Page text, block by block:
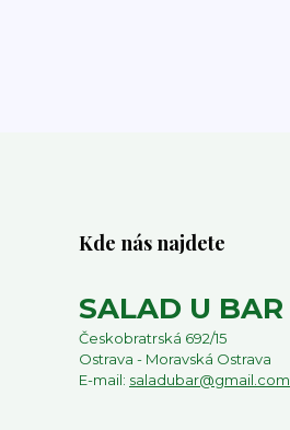
Kde nás najdete
SALAD U BAR
Českobratrská 692/15
Ostrava - Moravská Ostrava
E-mail: saladubar@gmail.com